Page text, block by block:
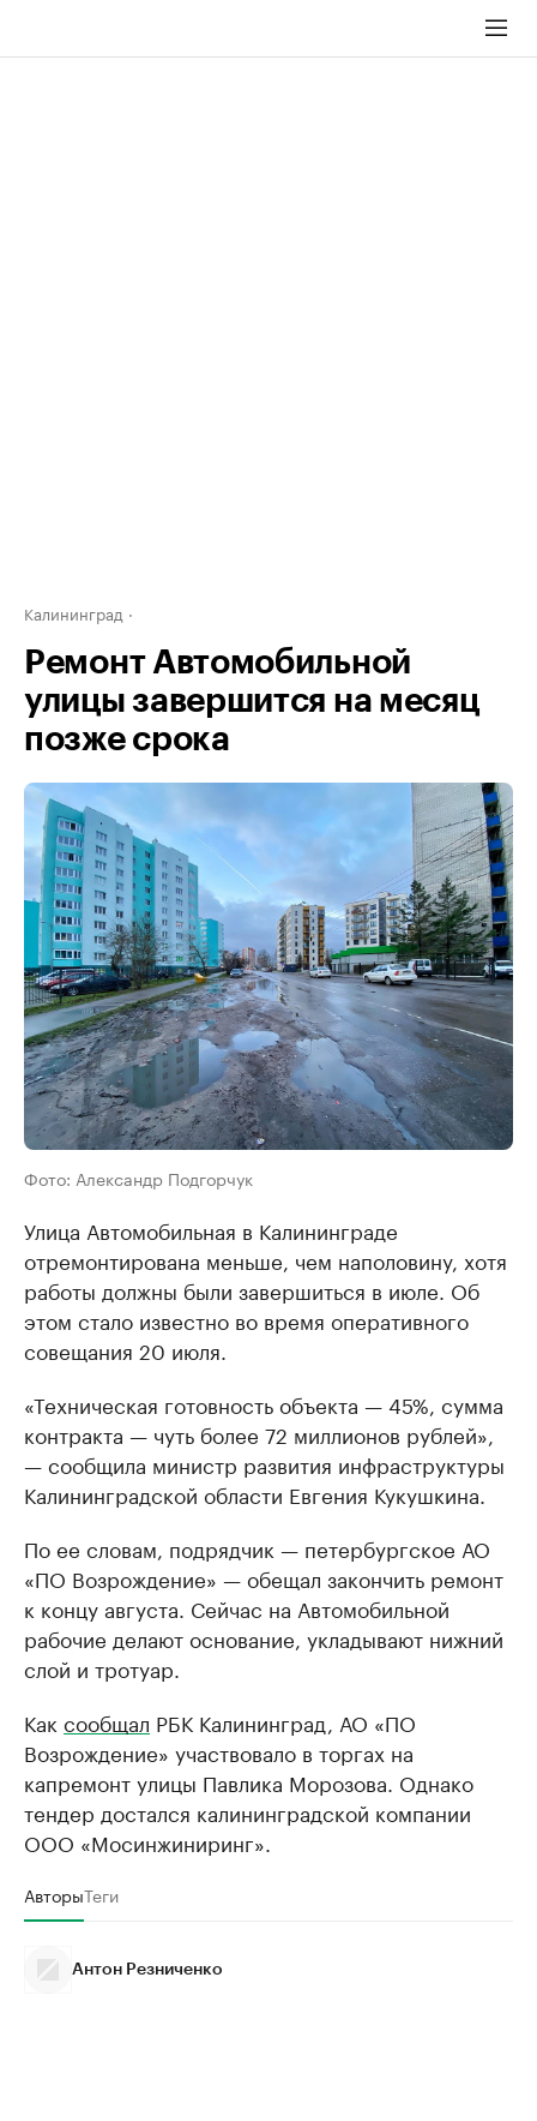
Калининград
Ремонт Автомобильной
улицы завершится на месяц
позже срока
Фото: Александр Подгорчук
Улица Автомобильная в Калининграде
отремонтирована меньше, чем наполовину, хотя
работы должны были завершиться в июле. Об
этом стало известно во время оперативного
совещания 20 июля.
«Техническая готовность объекта — 45%, сумма
контракта — чуть более 72 миллионов рублей»,
— сообщила министр развития инфраструктуры
Калининградской области Евгения Кукушкина.
По ее словам, подрядчик — петербургское АО
«ПО Возрождение» — обещал закончить ремонт
к концу августа. Сейчас на Автомобильной
рабочие делают основание, укладывают нижний
слой и тротуар.
Как сообщал РБК Калининград, АО «ПО
Возрождение» участвовало в торгах на
капремонт улицы Павлика Морозова. Однако
тендер достался калининградской компании
ООО «Мосинжиниринг».
АвторыТеги
Антон Резниченко